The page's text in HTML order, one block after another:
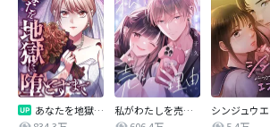
あなたを地獄に堕とすまで
私がわたしを売る理由